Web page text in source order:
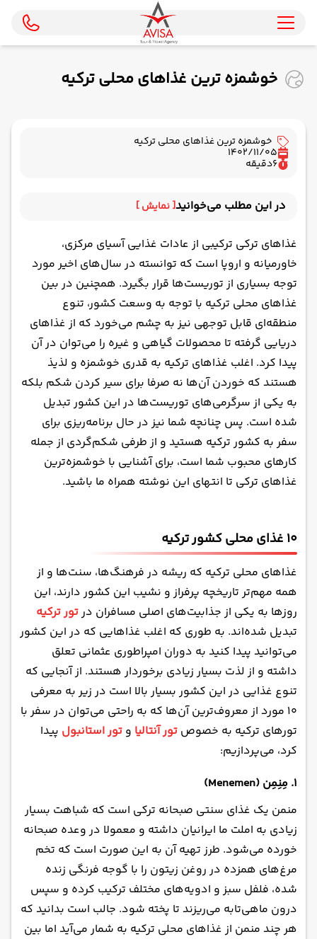
خوشمزه ترین غذاهای محلی ترکیه
خوشمزه ترین غذاهای محلی ترکیه
1402/11/05
6دقیقه
در این مطلب می‌خوانید[ نمایش ]
غذاهای ترکی ترکیبی از عادات غذایی آسیای مرکزی،
خاورمیانه و اروپا است که توانسته در سال‌های اخیر مورد
توجه بسیاری از توریست‌ها قرار بگیرد. همچنین در بین
غذاهای محلی ترکیه با توجه به وسعت کشور، تنوع
منطقه‌ای قابل توجهی نیز به چشم می‌خورد که از غذاهای
دریایی گرفته تا محصولات گیاهی و غیره را می‌توان در آن
پیدا کرد. اغلب غذاهای ترکیه به قدری خوشمزه و لذیذ
هستند که خوردن آن‌ها نه صرفا برای سیر کردن شکم بلکه
به یکی از سرگرمی‌های توریست‌ها در این کشور تبدیل
شده است. پس چنانچه شما نیز در حال برنامه‌ریزی برای
سفر به کشور ترکیه هستید و از طرفی شکم‌گردی از جمله
کارهای محبوب شما است، برای آشنایی با خوشمزه‌ترین
غذاهای ترکی تا انتهای این نوشته همراه ما باشید.
۱۰ غذای محلی کشور ترکیه
غذاهای محلی ترکیه که ریشه در فرهنگ‌ها، سنت‌ها و از
همه مهم‌تر تاریخچه پرفراز و نشیب این کشور دارند، این
روزها به یکی از جذابیت‌های اصلی مسافران درتور ترکیه
تبدیل شده‌اند. به طوری که اغلب غذاهایی که در این کشور
می‌توانید پیدا کنید به دوران امپراطوری عثمانی تعلق
داشته و از لذت بسیار زیادی برخوردار هستند. از آنجایی که
تنوع غذایی در این کشور بسیار بالا است در زیر به معرفی
۱۰ مورد از معروف‌ترین آن‌ها که به راحتی می‌توان در سفر با
تورهای ترکیه به خصوص تور آنتالیا و تور استانبول ‌پیدا
کرد، می‌پردازیم:
۱. مِنِمِن (Menemen)
منمن یک غذای سنتی صبحانه ترکی است که شباهت بسیار
زیادی به املت ما ایرانیان داشته و معمولا در وعده صبحانه
خورده می‌شود. طرز تهیه آن به این صورت است که تخم
مرغ‌های همزده در روغن زیتون را با گوجه فرنگی زنده
شده، فلفل سبز و ادویه‌های مختلف ترکیب کرده و سپس
درون ماهی‌تابه می‌ریزند تا پخته شود. جالب است بدانید که
هر چند منمن از غذاهای محلی ترکیه به شمار می‌آید اما بین